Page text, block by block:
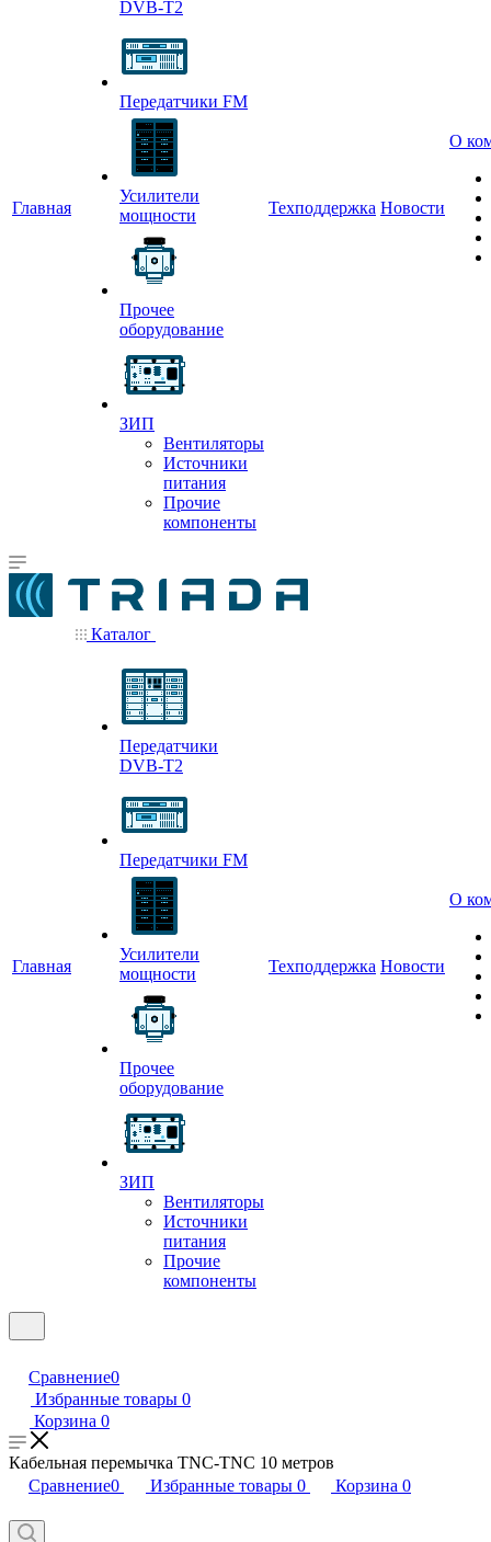
Главная
DVB-T2
Передатчики FM
Усилители
мощности
Прочее
оборудование
ЗИП
Вентиляторы
Источники
питания
Прочие
компоненты
Техподдержка Новости
О
Главная
Каталог
Передатчики
DVB-T2
Передатчики FM
Усилители
мощности
Прочее
оборудование
ЗИП
Вентиляторы
Источники
питания
Прочие
компоненты
Техподдержка Новости
О
Сравнение0
Избранные товары 0
Корзина 0
Кабельная перемычка TNC-TNC 10 метров
Сравнение0 Избранные товары 0 Корзина 0